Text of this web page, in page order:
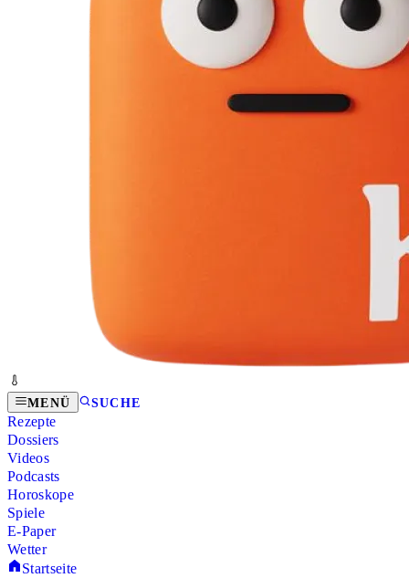
MENÜ SUCHE
Rezepte
Dossiers
Videos
Podcasts
Horoskope
Spiele
E-Paper
Wetter
Startseite